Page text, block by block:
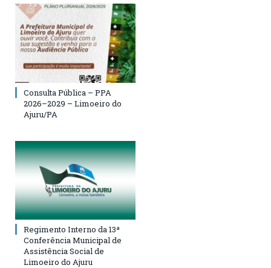
Consulta Pública – PPA
2026–2029 – Limoeiro do
Ajuru/PA
Regimento Interno da 13ª
Conferência Municipal de
Assistência Social de
Limoeiro do Ajuru